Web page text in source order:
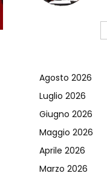
Agosto 2026
Luglio 2026
Giugno 2026
Maggio 2026
Aprile 2026
Marzo 2026